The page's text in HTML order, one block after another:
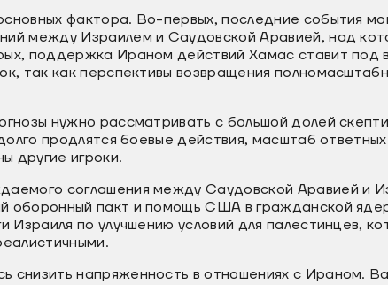
фактора. Во-первых, последние события
между Израилем и Саудовской Аравией, над
поддержка Ираном действий Хамас ставит под
так как перспективы возвращения
нужно рассматривать с большой долей
продлятся боевые действия, масштаб
другие игроки.
соглашения между Саудовской Аравией и
оборонный пакт и помощь США в гражданской
Израиля по улучшению условий для палестинцев,
снизить напряженность в отношениях с Ираном.